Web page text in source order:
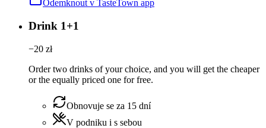
Odemknout v TasteTown app
Drink 1+1
−20 zł
Order two drinks of your choice, and you will get the cheaper
or the equally priced one for free.
Obnovuje se za 15 dní
V podniku i s sebou